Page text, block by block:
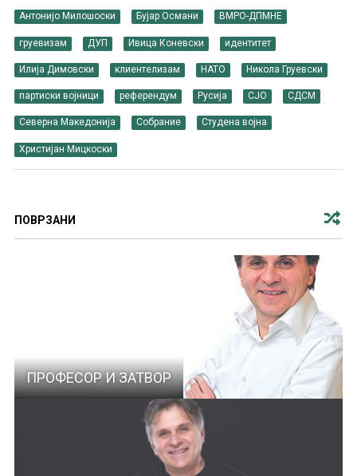
Антонијо Милошоски Бујар Османи ВМРО-ДПМНЕ
груевизам ДУП Ивица Коневски идентитет
Илија Димовски клиентелизам НАТО Никола Груевски
партиски војници референдум Русија СЈО СДСМ
Северна Македонија Собрание Студена војна
Христијан Мицкоски
ПОВРЗАНИ
ПРОФЕСОР И ЗАТВОР